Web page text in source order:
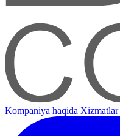
Kompaniya haqida Xizmatlar